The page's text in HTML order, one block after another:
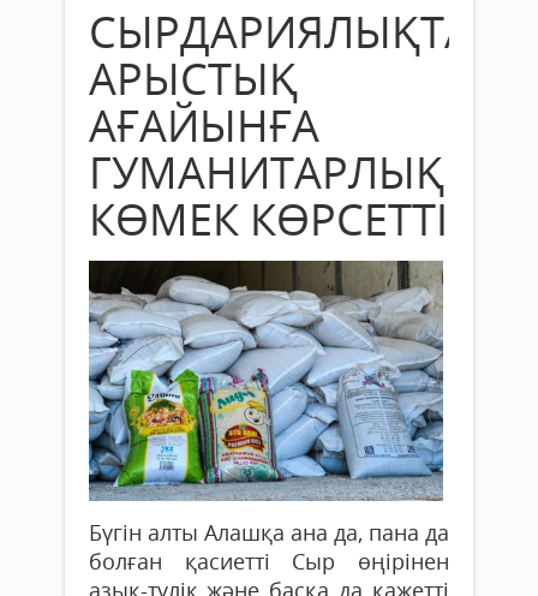
СЫРДАРИЯЛЫҚТАР
АРЫСТЫҚ
АҒАЙЫНҒА
ГУМАНИТАРЛЫҚ
КӨМЕК КӨРСЕТТІ
Бүгін алты Алашқа ана да, пана да
болған қасиетті Сыр өңірінен